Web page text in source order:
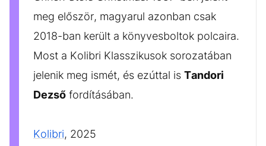
meg először, magyarul azonban csak
2018-ban került a könyvesboltok polcaira.
Most a Kolibri Klasszikusok sorozatában
jelenik meg ismét, és ezúttal is Tandori
Dezső fordításában.
Kolibri, 2025